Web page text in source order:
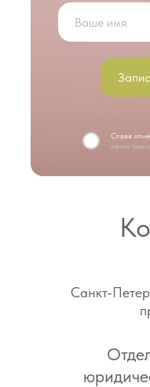
Ставя
своих
Санкт-